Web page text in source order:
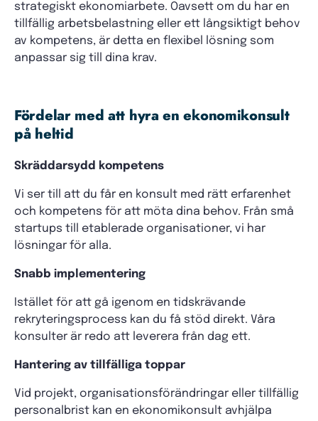
strategiskt ekonomiarbete. Oavsett om du har en
tillfällig arbetsbelastning eller ett långsiktigt behov
av kompetens, är detta en flexibel lösning som
anpassar sig till dina krav.
Fördelar med att hyra en ekonomikonsult
på heltid
Skräddarsydd kompetens
Vi ser till att du får en konsult med rätt erfarenhet
och kompetens för att möta dina behov. Från små
startups till etablerade organisationer, vi har
lösningar för alla.
Snabb implementering
Istället för att gå igenom en tidskrävande
rekryteringsprocess kan du få stöd direkt. Våra
konsulter är redo att leverera från dag ett.
Hantering av tillfälliga toppar
Vid projekt, organisationsförändringar eller tillfällig
personalbrist kan en ekonomikonsult avhjälpa